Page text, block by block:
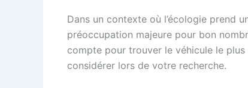
Dans un contexte où l’écologie prend
préoccupation majeure pour bon
compte pour trouver le véhicule le
considérer lors de votre recherche.